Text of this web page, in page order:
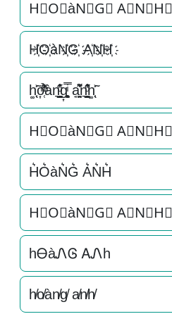
H⃟O⃟àN⃟G⃟ A⃟N⃟H⃟
H҉O҉àN҉G҉ A҉N҉H҉
h͚̖̜̍̃͐o͎̜̓̇ͫ̉͊ͨ͊àn͉̠̙͉̗̺̋̋̔ͧ̊g͎͚̥͎͔͕ͥ̿ a̘̫͈̭͌͛͌̇̇̍n͉̠̙͉̗̺̋̋̔ͧ̊h͚̖̜̍̃͐
H⃗O⃗àN⃗G⃗ A⃗N⃗H⃗
H͛O͛àN͛G͛ A͛N͛H͛
H⃒O⃒àN⃒G⃒ A⃒N⃒H⃒
hᎾàᏁᎶ ᎪᏁh
h̸o̸àn̸g̸ a̸n̸h̸